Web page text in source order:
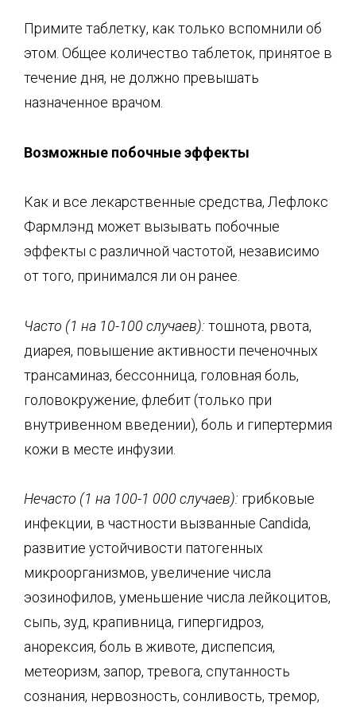
Примите таблетку, как только вспомнили об
этом. Общее количество таблеток, принятое в
течение дня, не должно превышать
назначенное врачом.
Возможные побочные эффекты
Как и все лекарственные средства, Лефлокс
Фармлэнд может вызывать побочные
эффекты с различной частотой, независимо
от того, принимался ли он ранее.
Часто (1 на 10-100 случаев): тошнота, рвота,
диарея, повышение активности печеночных
трансаминаз, бессонница, головная боль,
головокружение, флебит (только при
внутривенном введении), боль и гипертермия
кожи в месте инфузии.
Нечасто (1 на 100-1 000 случаев): грибковые
инфекции, в частности вызванные Candida,
развитие устойчивости патогенных
микроорганизмов, увеличение числа
эозинофилов, уменьшение числа лейкоцитов,
сыпь, зуд, крапивница, гипергидроз,
анорексия, боль в животе, диспепсия,
метеоризм, запор, тревога, спутанность
сознания, нервозность, сонливость, тремор,